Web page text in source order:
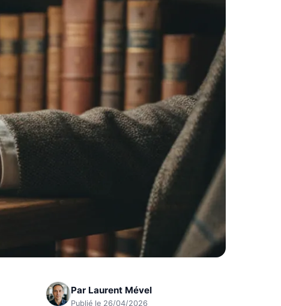
Par Laurent Mével
Publié le 26/04/2026